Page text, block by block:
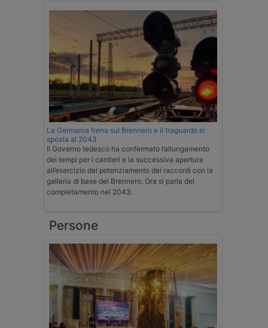
La Germania frena sul Brennero e il traguardo si
sposta al 2043
Il Governo tedesco ha confermato l’allungamento
dei tempi per i cantieri e la successiva apertura
all’esercizio del potenziamento dei raccordi con la
galleria di base del Brennero. Ora si parla del
completamento nel 2043.
Persone